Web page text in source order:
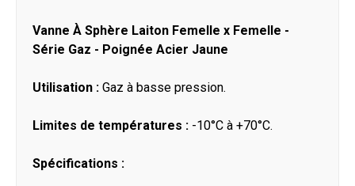
Vanne À Sphère Laiton Femelle x Femelle -
Série Gaz - Poignée Acier Jaune
Utilisation : Gaz à basse pression.
Limites de températures : -10°C à +70°C.
Spécifications :